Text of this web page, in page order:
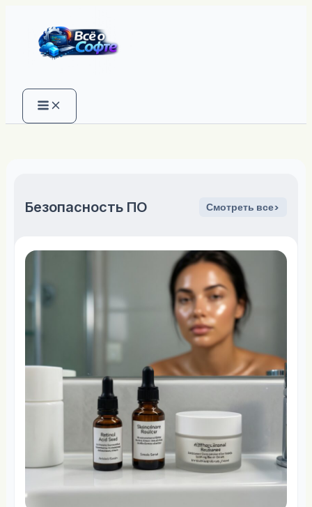
содержимому
Безопасность ПО Смотреть все>